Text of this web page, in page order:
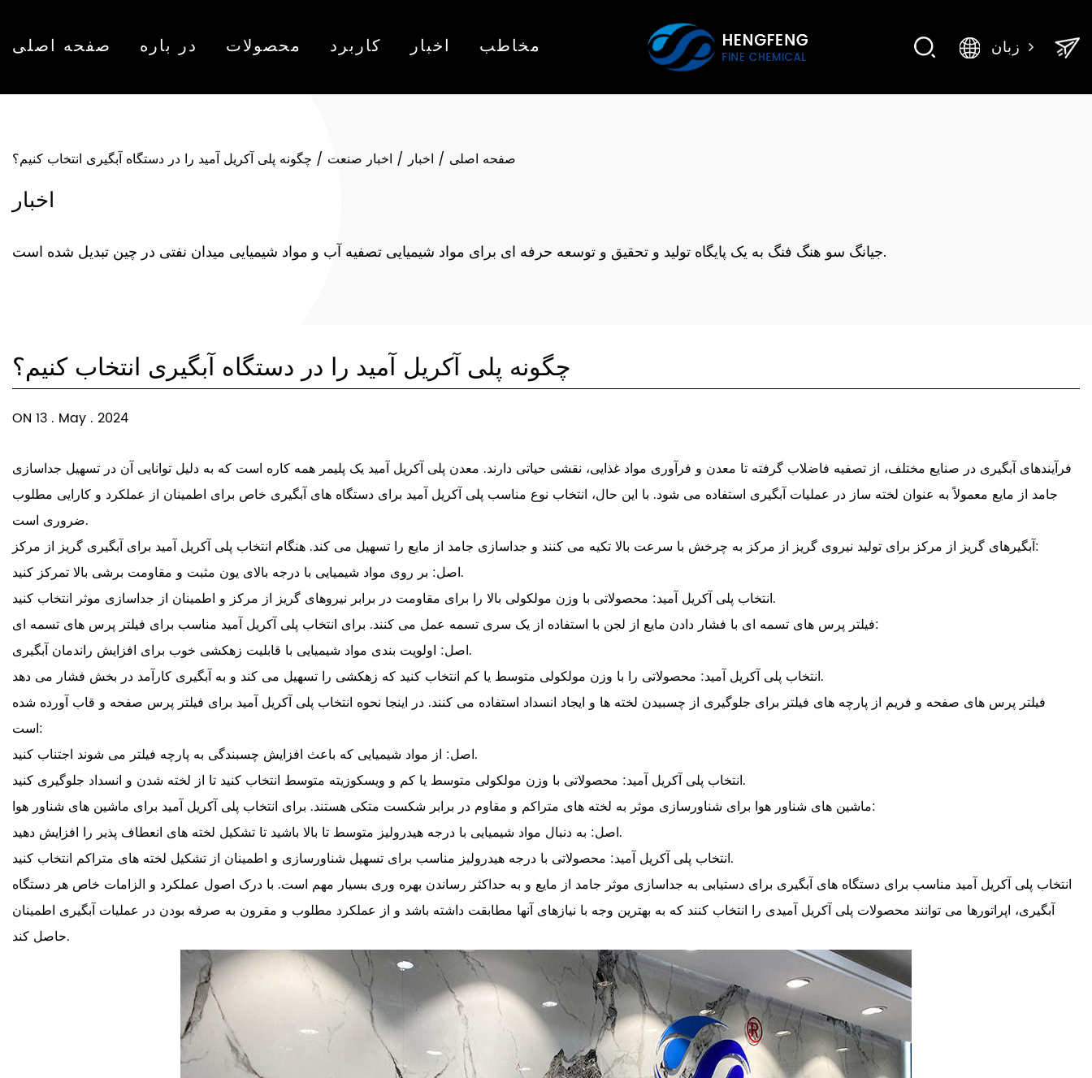
صفحه اصلی در باره محصولات کاربرد اخبار مخاطب زبان
صفحه اصلی / اخبار / اخبار صنعت / چگونه پلی آکریل آمید را در دستگاه آبگیری انتخاب کنیم؟
اخبار
جیانگ سو هنگ فنگ به یک پایگاه تولید و تحقیق و توسعه حرفه ای برای مواد شیمیایی تصفیه آب و مواد شیمیایی میدان نفتی در چین تبدیل شده است.
چگونه پلی آکریل آمید را در دستگاه آبگیری انتخاب کنیم؟
ON 13 . May . 2024
فرآیندهای آبگیری در صنایع مختلف، از تصفیه فاضلاب گرفته تا معدن و فرآوری مواد غذایی، نقشی حیاتی دارند. معدن پلی آکریل آمید یک پلیمر همه کاره است که به دلیل توانایی آن در تسهیل جداسازی
جامد از مایع معمولاً به عنوان لخته ساز در عملیات آبگیری استفاده می شود. با این حال، انتخاب نوع مناسب پلی آکریل آمید برای دستگاه های آبگیری خاص برای اطمینان از عملکرد و کارایی مطلوب
ضروری است.
آبگیرهای گریز از مرکز برای تولید نیروی گریز از مرکز به چرخش با سرعت بالا تکیه می کنند و جداسازی جامد از مایع را تسهیل می کند. هنگام انتخاب پلی آکریل آمید برای آبگیری گریز از مرکز:
اصل: بر روی مواد شیمیایی با درجه بالای یون مثبت و مقاومت برشی بالا تمرکز کنید.
انتخاب پلی آکریل آمید: محصولاتی با وزن مولکولی بالا را برای مقاومت در برابر نیروهای گریز از مرکز و اطمینان از جداسازی موثر انتخاب کنید.
فیلتر پرس های تسمه ای با فشار دادن مایع از لجن با استفاده از یک سری تسمه عمل می کنند. برای انتخاب پلی آکریل آمید مناسب برای فیلتر پرس های تسمه ای:
اصل: اولویت بندی مواد شیمیایی با قابلیت زهکشی خوب برای افزایش راندمان آبگیری.
انتخاب پلی آکریل آمید: محصولاتی را با وزن مولکولی متوسط ​​یا کم انتخاب کنید که زهکشی را تسهیل می کند و به آبگیری کارآمد در بخش فشار می دهد.
فیلتر پرس های صفحه و فریم از پارچه های فیلتر برای جلوگیری از چسبیدن لخته ها و ایجاد انسداد استفاده می کنند. در اینجا نحوه انتخاب پلی آکریل آمید برای فیلتر پرس صفحه و قاب آورده شده
است:
اصل: از مواد شیمیایی که باعث افزایش چسبندگی به پارچه فیلتر می شوند اجتناب کنید.
انتخاب پلی آکریل آمید: محصولاتی با وزن مولکولی متوسط ​​یا کم و ویسکوزیته متوسط ​​انتخاب کنید تا از لخته شدن و انسداد جلوگیری کنید.
ماشین های شناور هوا برای شناورسازی موثر به لخته های متراکم و مقاوم در برابر شکست متکی هستند. برای انتخاب پلی آکریل آمید برای ماشین های شناور هوا:
اصل: به دنبال مواد شیمیایی با درجه هیدرولیز متوسط ​​تا بالا باشید تا تشکیل لخته های انعطاف پذیر را افزایش دهید.
انتخاب پلی آکریل آمید: محصولاتی با درجه هیدرولیز مناسب برای تسهیل شناورسازی و اطمینان از تشکیل لخته های متراکم انتخاب کنید.
انتخاب پلی آکریل آمید مناسب برای دستگاه های آبگیری برای دستیابی به جداسازی موثر جامد از مایع و به حداکثر رساندن بهره وری بسیار مهم است. با درک اصول عملکرد و الزامات خاص هر دستگاه
آبگیری، اپراتورها می توانند محصولات پلی آکریل آمیدی را انتخاب کنند که به بهترین وجه با نیازهای آنها مطابقت داشته باشد و از عملکرد مطلوب و مقرون به صرفه بودن در عملیات آبگیری اطمینان
حاصل کند.